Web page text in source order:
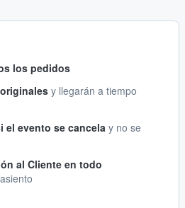
los pedidos
y llegarán a tiempo
el evento se cancela y no se
al Cliente en todo